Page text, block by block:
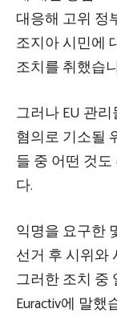
대응해 고위 정
조지아 시민에
조치를 취했습
그러나 EU 관
혐의로 기소될
들 중 어떤 것
다.
익명을 요구한
선거 후 시위와
그러한 조치 중
Euractiv에 말했